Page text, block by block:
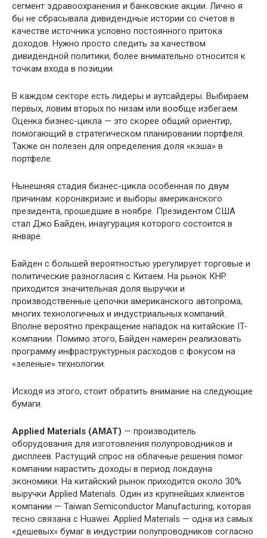
сегмент здравоохранения и банковские акции. Лично я
бы не сбрасывала дивидендные истории со счетов в
качестве источника условно постоянного притока
доходов. Нужно просто следить за качеством
дивидендной политики, более внимательно относится к
точкам входа в позиции.
В каждом секторе есть лидеры и аутсайдеры. Выбираем
первых, ловим вторых по низам или вообще избегаем.
Оценка бизнес-цикла — это скорее общий ориентир,
помогающий в стратегическом планировании портфеля.
Также он полезен для определения доля «кэша» в
портфеле.
Нынешняя стадия бизнес-цикла особенная по двум
причинам: коронакризис и выборы американского
президента, прошедшие в ноябре. Президентом США
стал Джо Байден, инаугурация которого состоится в
январе.
Байден с большей вероятностью урегулирует торговые и
политические разногласия с Китаем. На рынок КНР
приходится значительная доля выручки и
производственные цепочки американского автопрома,
многих технологичных и индустриальных компаний.
Вполне вероятно прекращение нападок на китайские IT-
компании. Помимо этого, Байден намерен реализовать
программу инфраструктурных расходов с фокусом на
«зеленые» технологии.
Исходя из этого, стоит обратить внимание на следующие
бумаги.
Applied Materials (AMAT) — производитель
оборудования для изготовления полупроводников и
дисплеев. Растущий спрос на облачные решения помог
компании нарастить доходы в период локдауна
экономики. На китайский рынок приходится около 30%
выручки Applied Materials. Один из крупнейших клиентов
компании — Taiwan Semiconductor Manufacturing, которая
тесно связана с Huawei. Applied Materials — одна из самых
«дешевых» бумаг в индустрии полупроводников согласно